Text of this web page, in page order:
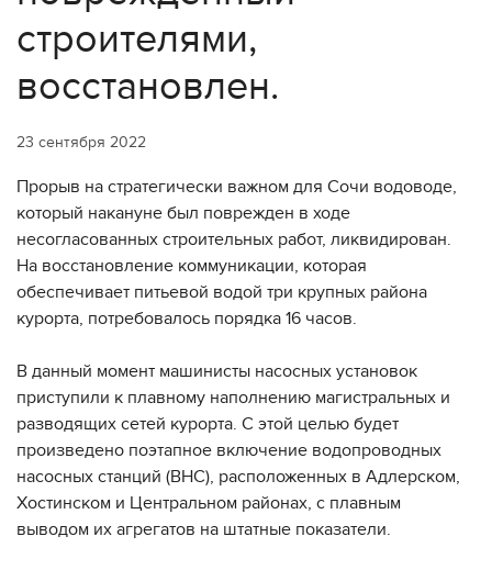
строителями,
восстановлен.
23 сентября 2022
Прорыв на стратегически важном для Сочи водоводе,
который накануне был поврежден в ходе
несогласованных строительных работ, ликвидирован.
На восстановление коммуникации, которая
обеспечивает питьевой водой три крупных района
курорта, потребовалось порядка 16 часов.
В данный момент машинисты насосных установок
приступили к плавному наполнению магистральных и
разводящих сетей курорта. С этой целью будет
произведено поэтапное включение водопроводных
насосных станций (ВНС), расположенных в Адлерском,
Хостинском и Центральном районах, с плавным
выводом их агрегатов на штатные показатели.